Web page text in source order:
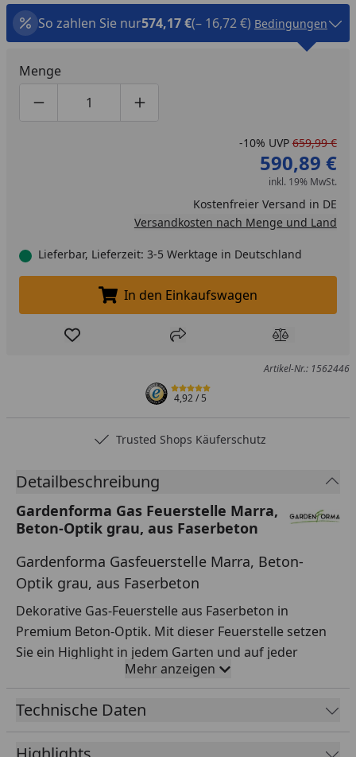
So zahlen Sie nur574,17 €(– 16,72 €) Bedingungen
Menge
Produktmenge um eins verringern
Produktmenge manuell eingeben
Produktmenge um eins erhöhen
-10% UVP 659,99 €
590,89 €
inkl. 19% MwSt.
Kostenfreier Versand in DE
Versandkosten nach Menge und Land
Lieferbar, Lieferzeit: 3-5 Werktage in Deutschland
In den Einkaufswagen legen
In den Einkaufswagen
Produkt zur Wunschliste hinzufügen
Teilen Produkt
Artikel-Nr.: 1562446
4,92/ 5
Trusted Shops Käuferschutz
Detailbeschreibung
Gardenforma Gas Feuerstelle Marra,
Beton-Optik grau, aus Faserbeton
Gardenforma Gasfeuerstelle Marra, Beton-
Optik grau, aus Faserbeton
Dekorative Gas-Feuerstelle aus Faserbeton in
Premium Beton-Optik. Mit dieser Feuerstelle setzen
Sie ein Highlight in jedem Garten und auf jeder
Terrasse. Zum Zubehör gehören bräunliche
Lavasteine, eine Edelstahl-Brennerschale sowie ein
Schutz der Zündvorrichtung. Die Feuerstelle verfügt
über einen seitlich angebrachten elektronischen
Mehr anzeigen
Technische Daten